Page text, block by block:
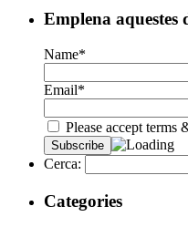
Emplena aquestes
Name*
Email*
Please accept terms
Cerca:
Categories